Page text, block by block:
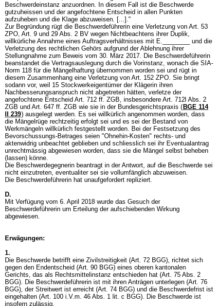
Beschwerdeinstanz anzuordnen. In diesem Fall ist die Beschwerde
gutzuheissen und der angefochtene Entscheid in allen Punkten
aufzuheben und die Klage abzuweisen. [...]."
Zur Begründung rügt die Beschwerdeführerin eine Verletzung von Art. 53
ZPO, Art. 9 und 29 Abs. 2 BV wegen Nichtbeachtens ihrer Duplik,
willkürliche Annahme eines Auftragsverhältnisses mit E.________ und die
Verletzung des rechtlichen Gehörs aufgrund der Ablehnung ihrer
Stellungnahme zum Beweis vom 30. März 2017. Die Beschwerdeführerin
beanstandet die Vertragsauslegung durch die Vorinstanz, wonach die SIA-
Norm 118 für die Mängelhaftung übernommen worden sei und rügt in
diesem Zusammenhang eine Verletzung von Art. 152 ZPO. Sie bringt
sodann vor, weil 15 Stockwerkeigentümer der Klägerin ihren
Nachbesserungsanspruch nicht abgetreten hätten, verletze der
angefochtene Entscheid Art. 712 ff. ZGB, insbesondere Art. 712l Abs. 2
ZGB und Art. 647 ff. ZGB wie sie in der Bundesgerichtspraxis ( BGE 114
II 239) ausgelegt werden. Es sei willkürlich angenommen worden, dass
die Mängelrüge rechtzeitig erfolgt sei und es sei der Bestand von
Werkmängeln willkürlich festgestellt worden. Bei der Festsetzung des
Bevorschussungs-Betrages seien "Ohnehin-Kosten" rechts- und
aktenwidrig unbeachtet geblieben und schliesslich sei ihr Eventualantrag
unrechtmässig abgewiesen worden, dass sie die Mängel selbst beheben
(lassen) könne.
Die Beschwerdegegnerin beantragt in der Antwort, auf die Beschwerde sei
nicht einzutreten, eventualiter sei sie vollumfänglich abzuweisen.
Die Beschwerdeführerin hat unaufgefordert repliziert.
D.
Mit Verfügung vom 6. April 2018 wurde das Gesuch der
Beschwerdeführerin um Erteilung der aufschiebenden Wirkung
abgewiesen.
Erwägungen:
1.
Die Beschwerde betrifft eine Zivilstreitigkeit (Art. 72 BGG), richtet sich
gegen den Endentscheid (Art. 90 BGG) eines oberen kantonalen
Gerichts, das als Rechtsmittelinstanz entschieden hat (Art. 75 Abs. 2
BGG). Die Beschwerdeführerin ist mit ihren Anträgen unterlegen (Art. 76
BGG), der Streitwert ist erreicht (Art. 74 BGG) und die Beschwerdefrist ist
eingehalten (Art. 100 i.V.m. 46 Abs. 1 lit. c BGG). Die Beschwerde ist
insofern zulässig.